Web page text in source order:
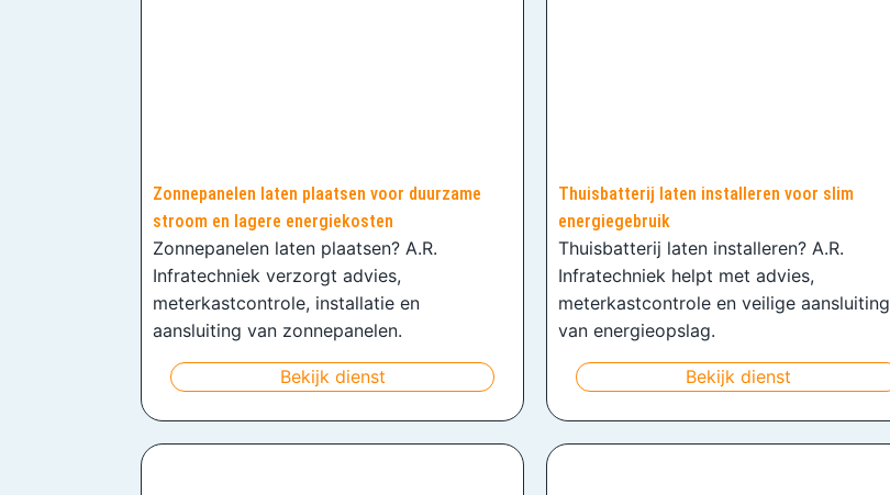
Zonnepanelen laten plaatsen voor duurzame
stroom en lagere energiekosten
Zonnepanelen laten plaatsen? A.R.
Infratechniek verzorgt advies,
meterkastcontrole, installatie en
aansluiting van zonnepanelen.
Bekijk dienst
Thuisbatterij laten installeren voor slim
energiegebruik
Thuisbatterij laten installeren? A.R.
Infratechniek helpt met advies,
meterkastcontrole en veilige aansluiting
van energieopslag.
Bekijk dienst